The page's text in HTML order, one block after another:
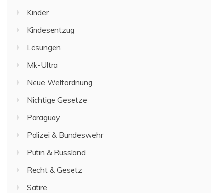
Kinder
Kindesentzug
Lösungen
Mk-Ultra
Neue Weltordnung
Nichtige Gesetze
Paraguay
Polizei & Bundeswehr
Putin & Russland
Recht & Gesetz
Satire